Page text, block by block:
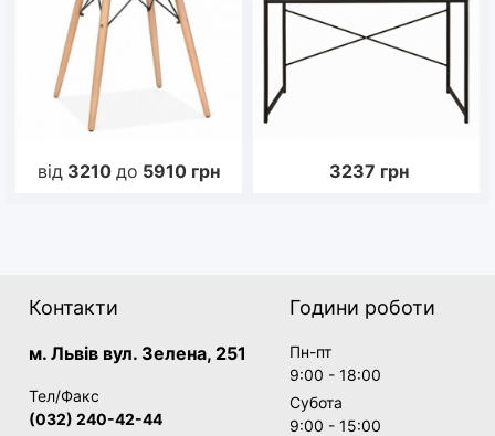
від 3210 до 5910 грн 3237 грн
Контакти
м. Львів вул. Зелена, 251
Тел/Факс
(032) 240-42-44
Години роботи
Пн-пт
9:00 - 18:00
Субота
9:00 - 15:00